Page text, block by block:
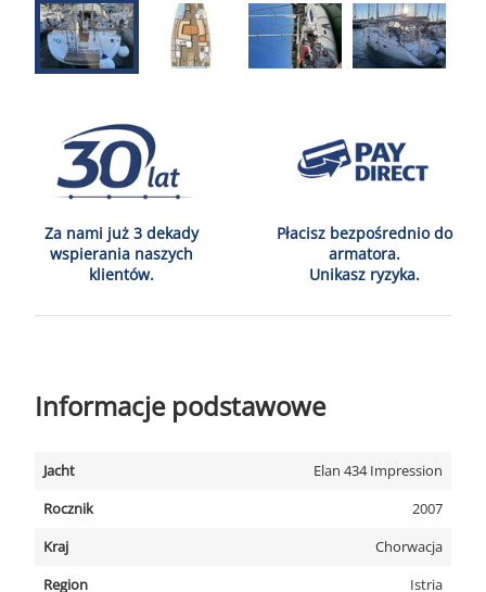
Za nami już 3 dekady
wspierania naszych
klientów.
Płacisz bezpośrednio do
armatora.
Unikasz ryzyka.
Informacje podstawowe
Jacht
Elan 434 Impression
Rocznik
2007
Kraj
Chorwacja
Region
Istria